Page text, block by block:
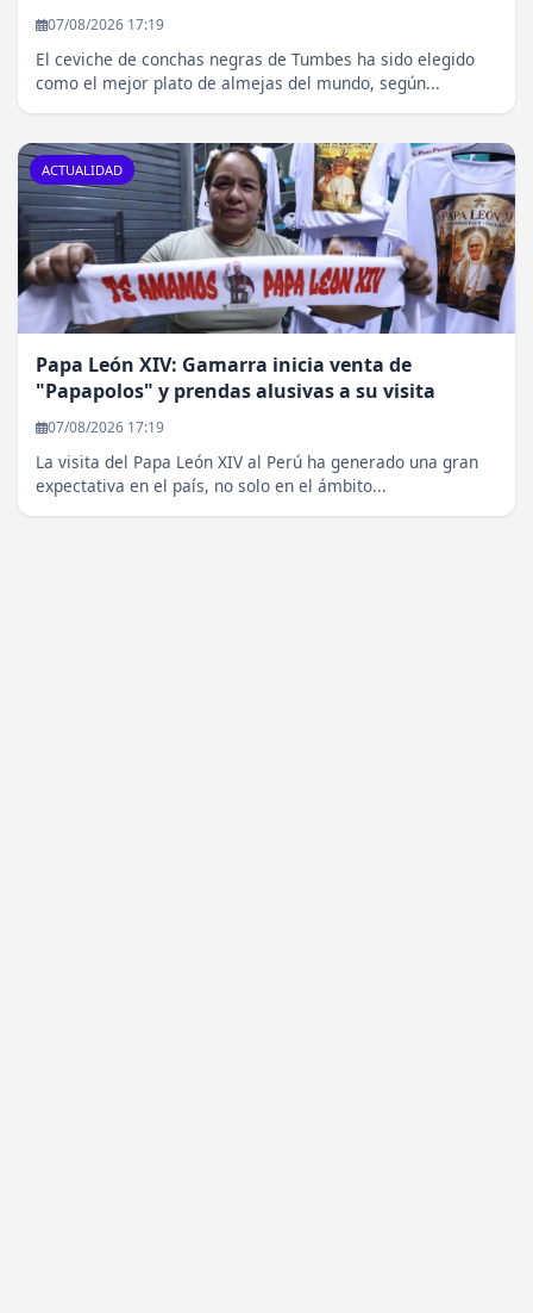
07/08/2026 17:19
El ceviche de conchas negras de Tumbes ha sido elegido
como el mejor plato de almejas del mundo, según...
ACTUALIDAD
Papa León XIV: Gamarra inicia venta de
"Papapolos" y prendas alusivas a su visita
07/08/2026 17:19
La visita del Papa León XIV al Perú ha generado una gran
expectativa en el país, no solo en el ámbito...